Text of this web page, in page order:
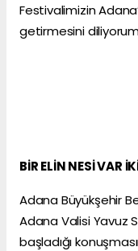
Festivalimizin
getirmesini
BİR ELİN NESİ VAR
Adana Büyükşehir
Adana Valisi Yavuz
başladığı